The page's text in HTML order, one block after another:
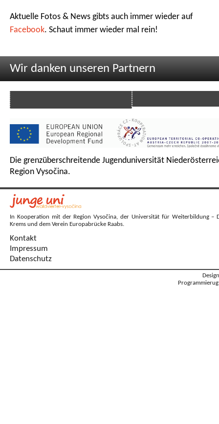
Aktuelle Fotos & News gibts auch immer wieder auf
Facebook. Schaut immer wieder mal rein!
Wir danken unseren Partnern
Die grenzüberschreitende Jugenduniversität
Region Vysočina.
In Kooperation mit der Region Vysočina, der Universität für Weiterbildung –
Krems und dem Verein Europabrücke Raabs.
Kontakt
Impressum
Datenschutz